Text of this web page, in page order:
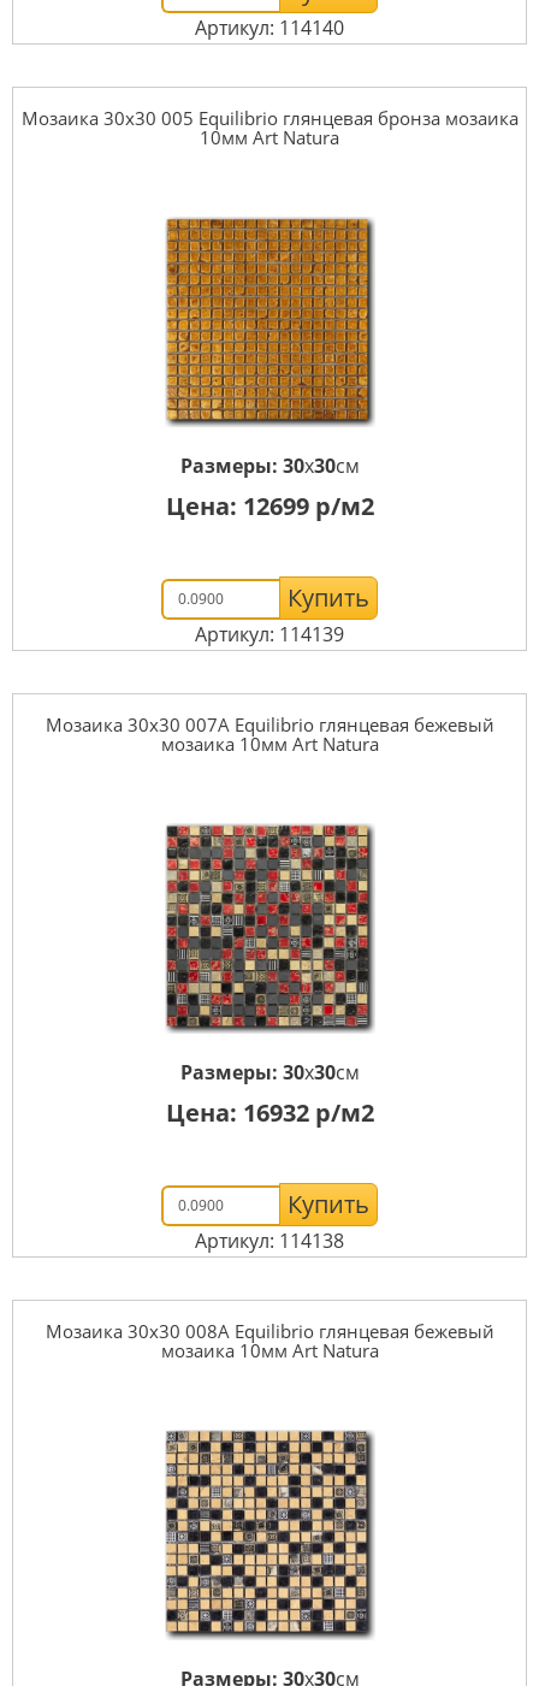
Артикул: 114140
Мозаика 30x30 005 Equilibrio глянцевая бронза мозаика
10мм Art Natura
Размеры: 30x30см
Цена: 12699р/м2
Купить
Артикул: 114139
Мозаика 30x30 007A Equilibrio глянцевая бежевый
мозаика 10мм Art Natura
Размеры: 30x30см
Цена: 16932р/м2
Купить
Артикул: 114138
Мозаика 30x30 008A Equilibrio глянцевая бежевый
мозаика 10мм Art Natura
Размеры: 30x30см